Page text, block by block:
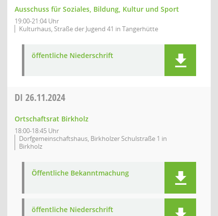
Ausschuss für Soziales, Bildung, Kultur und Sport
19:00-21:04 Uhr
Kulturhaus, Straße der Jugend 41 in Tangerhütte
öffentliche Niederschrift
DI 26.11.2024
Ortschaftsrat Birkholz
18:00-18:45 Uhr
Dorfgemeinschaftshaus, Birkholzer Schulstraße 1 in
Birkholz
Öffentliche Bekanntmachung
öffentliche Niederschrift